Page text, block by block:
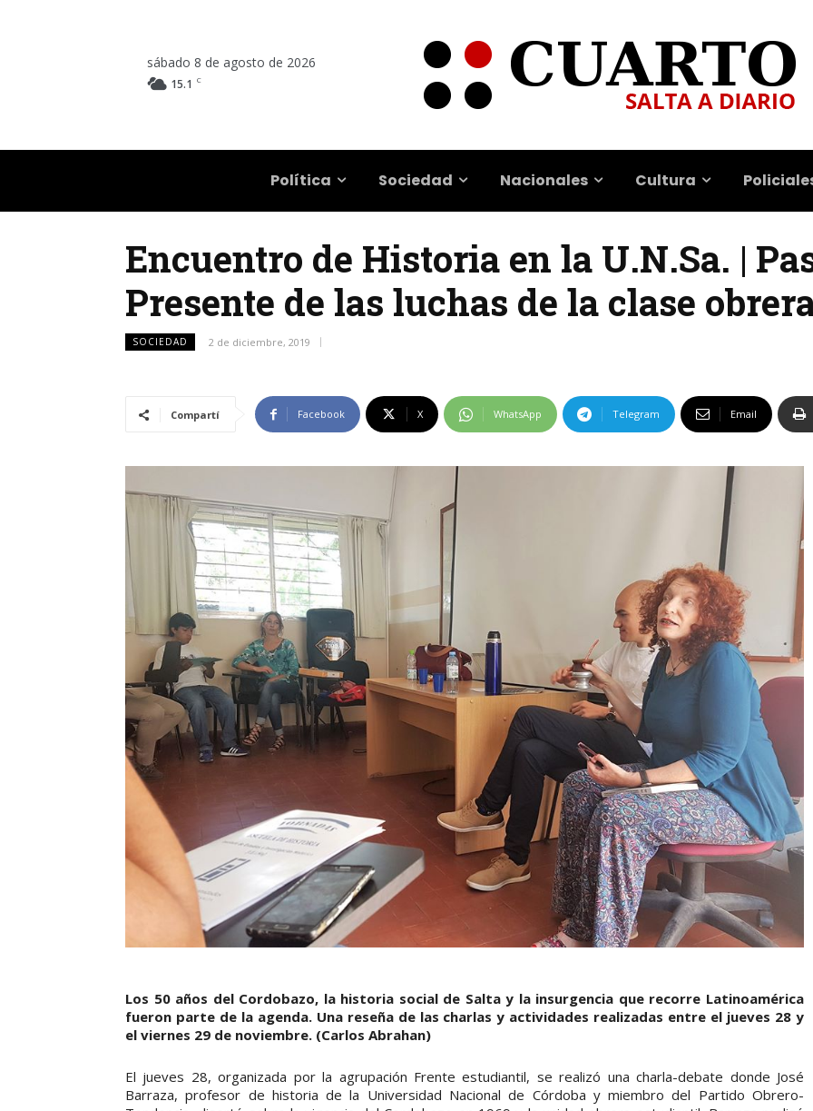
sábado 8 de agosto de 2026
15.1 C
Política Sociedad Nacionales Cultura
Encuentro de Historia en la U.N.Sa. |
Presente de las luchas de la clase
SOCIEDAD 2 de diciembre, 2019
Compartí Facebook X WhatsApp Telegram Email
Los 50 años del Cordobazo, la historia social de Salta y la insurgencia que recorre Latinoamérica
fueron parte de la agenda. Una reseña de las charlas y actividades realizadas entre el jueves 28 y
el viernes 29 de noviembre. (Carlos Abrahan)
El jueves 28, organizada por la agrupación Frente estudiantil, se realizó una charla-debate donde José
Barraza, profesor de historia de la Universidad Nacional de Córdoba y miembro del Partido Obrero-